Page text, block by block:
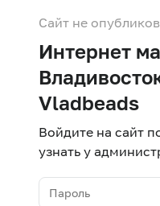
Сайт не
Интернет
Vladbeads
Войдите на сайт
узнать у